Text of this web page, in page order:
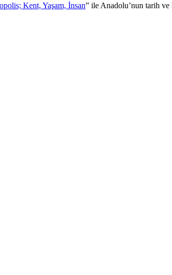
Kent, Yaşam, İnsan” ile Anadolu’nun tarih